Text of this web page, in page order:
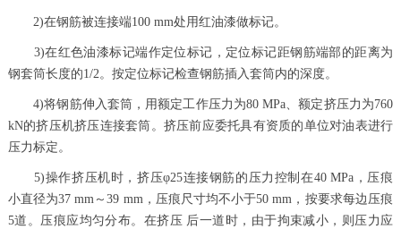
2)在钢筋被连接端100 mm处用红油漆做标记。
3)在红色油漆标记端作定位标记，定位标记距钢筋端部的距离为
钢套筒长度的1/2。按定位标记检查钢筋插入套筒内的深度。
4)将钢筋伸入套筒，用额定工作压力为80 MPa、额定挤压力为760
kN的挤压机挤压连接套筒。挤压前应委托具有资质的单位对油表进行
压力标定。
5)操作挤压机时，挤压φ25连接钢筋的压力控制在40 MPa，压痕
小直径为37 mm～39 mm，压痕尺寸均不小于50 mm，按要求每边压痕
5道。压痕应均匀分布。在挤压 后一道时，由于拘束减小，则压力应